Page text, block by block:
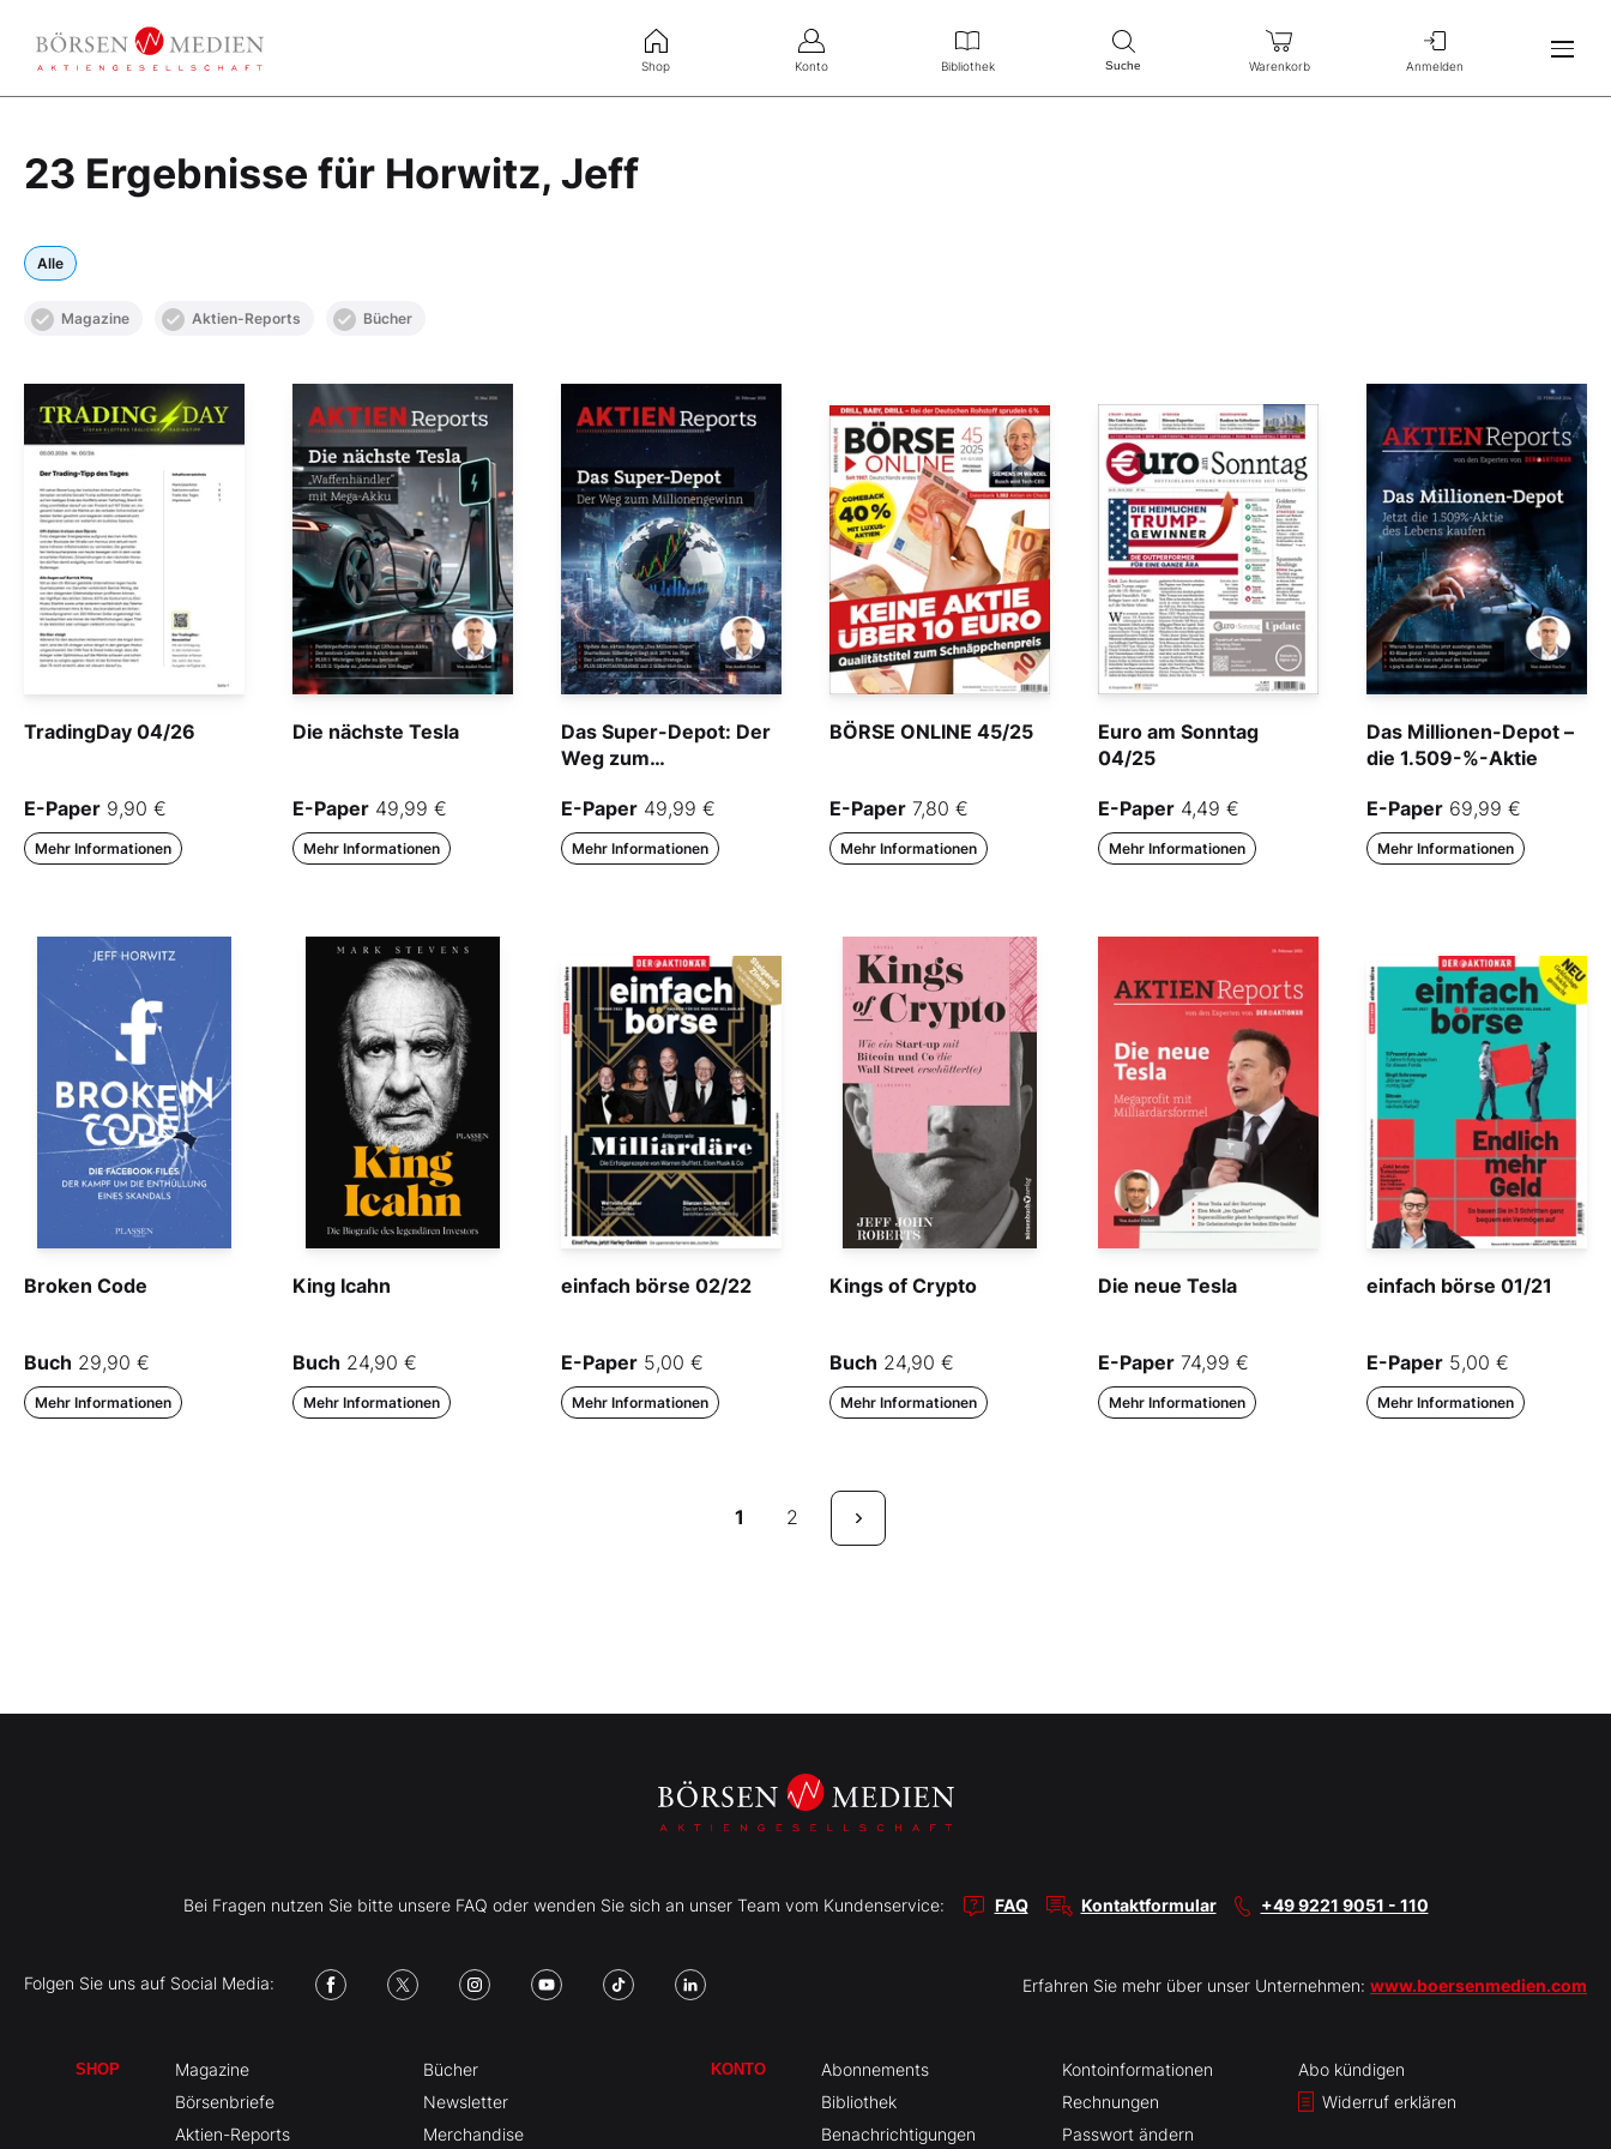
Shop Konto Bibliothek Suche Warenkorb Anmelden
23 Ergebnisse für Horwitz, Jeff
Alle
Magazine Aktien-Reports Bücher
TradingDay 04/26
E-Paper 9,90 €
Mehr Informationen
Die nächste Tesla
E-Paper 49,99 €
Mehr Informationen
Das Super-Depot: Der
Weg zum
E-Paper 49,99 €
Mehr Informationen
BÖRSE ONLINE 45/25
E-Paper 7,80 €
Mehr Informationen
Euro am Sonntag
04/25
E-Paper 4,49 €
Mehr Informationen
Das Millionen-Depot –
die 1.509-%-Aktie
E-Paper 69,99 €
Mehr Informationen
Broken Code
Buch 29,90 €
Mehr Informationen
King Icahn
Buch 24,90 €
Mehr Informationen
einfach börse 02/22
E-Paper 5,00 €
Mehr Informationen
Kings of Crypto
Buch 24,90 €
Mehr Informationen
Die neue Tesla
E-Paper 74,99 €
Mehr Informationen
einfach börse 01/21
E-Paper 5,00 €
Mehr Informationen
1 2
Bei Fragen nutzen Sie bitte unsere FAQ oder wenden Sie sich an unser Team vom Kundenservice: FAQ Kontaktformular +49 9221 9051 - 110
Folgen Sie uns auf Social Media: Erfahren Sie mehr über unser Unternehmen: www.boersenmedien.com
SHOP
Magazine
Börsenbriefe
Aktien-Reports
Bücher
Newsletter
Merchandise
KONTO
Abonnements
Bibliothek
Benachrichtigungen
Kontoinformationen
Rechnungen
Passwort ändern
Abo kündigen
Widerruf erklären